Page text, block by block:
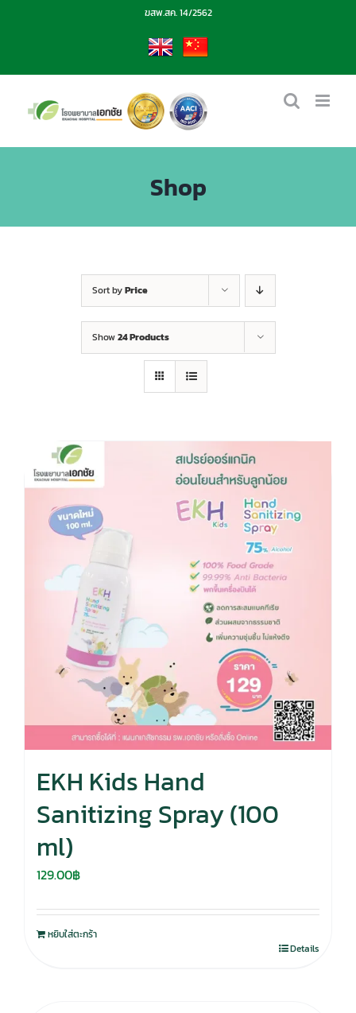
ฆสพ.สค. 14/2562
EN CN
Shop
Sort byPrice
Show24 Products
EKH Kids Hand
Sanitizing Spray (100
ml)
129.00฿
หยิบใส่ตะกร้า
Details